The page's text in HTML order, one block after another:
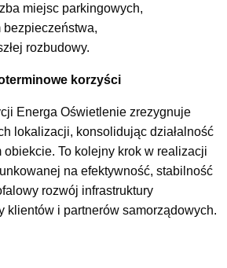
miejsc parkingowych,
bezpieczeństwa,
rozbudowy.
korzyści
Energa Oświetlenie zrezygnuje
lokalizacji, konsolidując działalność
To kolejny krok w realizacji
na efektywność, stabilność
rozwój infrastruktury
klientów i partnerów samorządowych.